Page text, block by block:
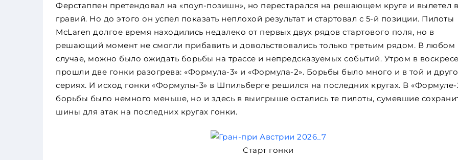
Ферстаппен претендовал на «поул-позишн», но перестарался на решающем круге и вылетел в
гравий. Но до этого он успел показать неплохой результат и стартовал с 5-й позиции. Пилоты
McLaren долгое время находились недалеко от первых двух рядов стартового поля, но в
решающий момент не смогли прибавить и довольствовались только третьим рядом. В любом
случае, можно было ожидать борьбы на трассе и непредсказуемых событий. Утром в
прошли две гонки разогрева: «Формула-3» и «Формула-2». Борьбы было много и в той и
сериях. И исход гонки «Формулы-3» в Шпильберге решился на последних кругах. В «Формуле-
борьбы было немного меньше, но и здесь в выигрыше остались те пилоты, сумевшие
шины для атак на последних кругах гонки.
Старт гонки